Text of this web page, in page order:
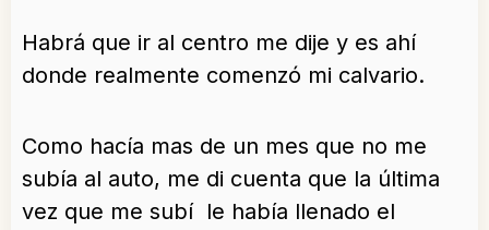
Habrá que ir al centro me dije y es ahí
donde realmente comenzó mi calvario.
Como hacía mas de un mes que no me
subía al auto, me di cuenta que la última
vez que me subí le había llenado el